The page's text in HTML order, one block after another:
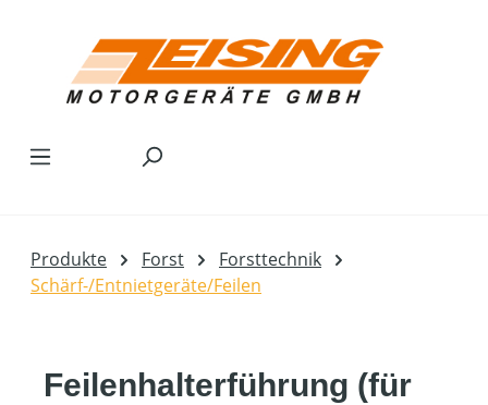
Produkte Forst
Forsttechnik
Schärf-/Entnietgeräte/Feilen
Feilenhalterführung (für